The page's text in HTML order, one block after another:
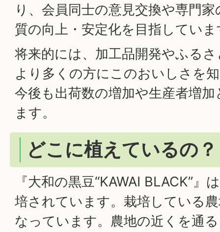
り、会員同士の意見交換や専門
質の向上・安定化を目指してい
将来的には、加工品開発やふる
より多くの方にこのおいしさを
今後も出荷数の増加や生産者増
ます。
どこに植えているの？
『大和の黒豆“KAWAI BLACK”』
培されています。栽培している
なっています。農地の近くを通